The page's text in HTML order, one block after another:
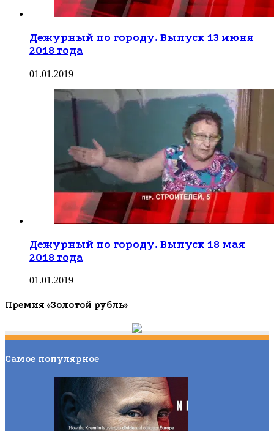
Дежурный по городу. Выпуск 13 июня
2018 года
01.01.2019
Дежурный по городу. Выпуск 18 мая
2018 года
01.01.2019
Премия «Золотой рубль»
Самое популярное